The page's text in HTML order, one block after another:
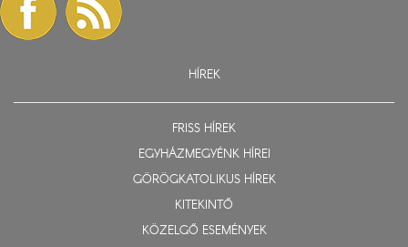
HÍREK
FRISS HÍREK
EGYHÁZMEGYÉNK HÍREI
GÖRÖGKATOLIKUS HÍREK
KITEKINTŐ
KÖZELGŐ ESEMÉNYEK